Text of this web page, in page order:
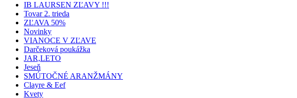
IB LAURSEN ZĽAVY !!!
Tovar 2. trieda
ZĽAVA 50%
Novinky
VIANOCE V ZĽAVE
Darčeková poukážka
JAR,LETO
Jeseň
SMÚTOČNÉ ARANŽMÁNY
Clayre & Eef
Kvety